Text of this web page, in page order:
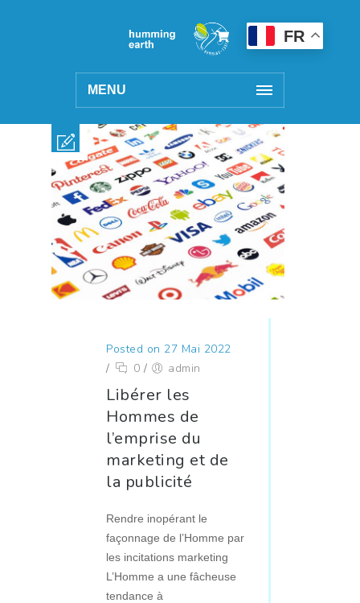
MENU
FR
Posted on 27 Mai 2022
/
0 / admin
Libérer les
Hommes de
l’emprise du
marketing et de
la publicité
Rendre inopérant le
façonnage de l’Homme par
les incitations marketing
L’Homme a une fâcheuse
tendance à